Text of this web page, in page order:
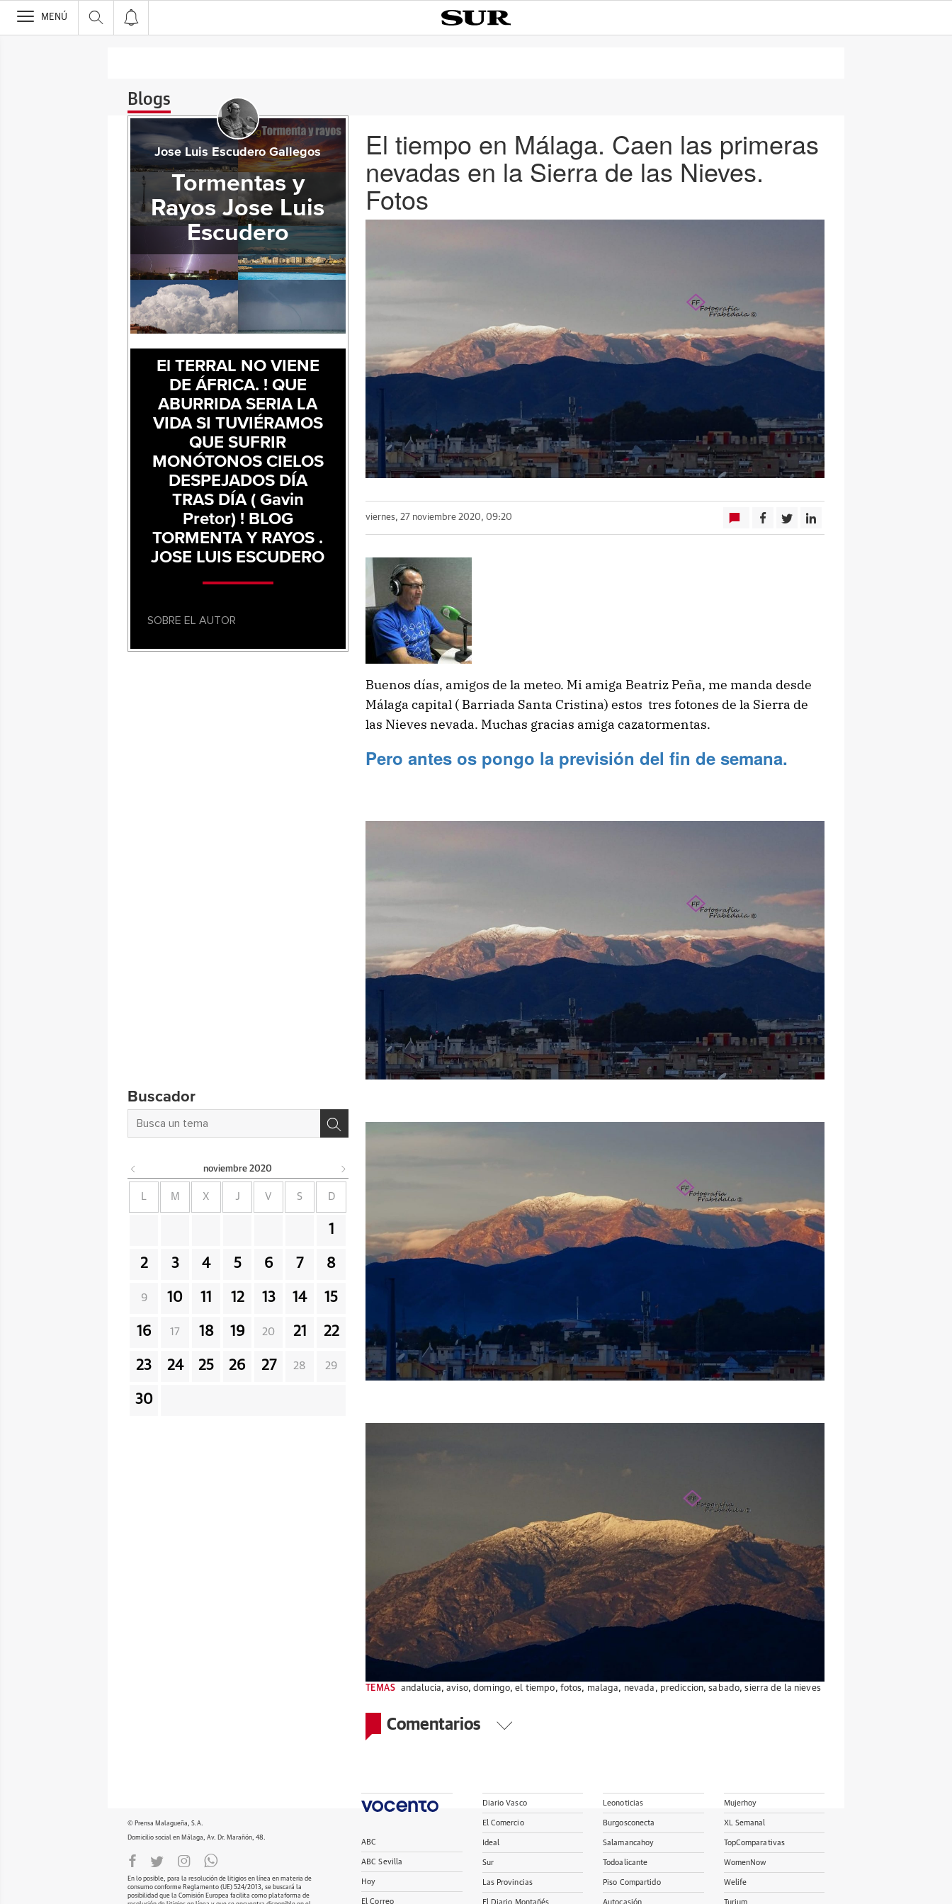
>
MENÚ
Blogs
El tiempo en Málaga. Caen las primeras
nevadas en la Sierra de las Nieves.
Fotos
viernes, 27 noviembre 2020, 09:20
Buenos días, amigos de la meteo. Mi amiga Beatriz Peña, me manda desde
Málaga capital ( Barriada Santa Cristina) estos tres fotones de la Sierra de
las Nieves nevada. Muchas gracias amiga cazatormentas.
Pero antes os pongo la previsión del fin de semana.
TEMAS andalucia,aviso,domingo,el tiempo, fotos, malaga, nevada , prediccion,sabado,sierra de la nieves
Comentarios
Jose Luis Escudero Gallegos
Tormentas y
Rayos Jose Luis
Escudero
El TERRAL NO VIENE
DE ÁFRICA. ! QUE
ABURRIDA SERIA LA
VIDA SI TUVIÉRAMOS
QUE SUFRIR
MONÓTONOS CIELOS
DESPEJADOS DÍA
TRAS DÍA ( Gavin
Pretor) ! BLOG
TORMENTA Y RAYOS .
JOSE LUIS ESCUDERO
SOBRE EL AUTOR
Buscador
noviembre 2020
L M X J V S D
1
2 3 4 5 6 7 8
9 10 11 12 13 14 15
16 17 18 19 20 21 22
23 24 25 26 27 28 29
30
© Prensa Malagueña, S.A.
Domicilio social en Málaga, Av. Dr. Marañón, 48.
En lo posible, para la resolución de litigios en línea en materia de
consumo conforme Reglamento (UE) 524/2013, se buscará la
posibilidad que la Comisión Europea facilita como plataforma de
ABC
ABC Sevilla
Hoy
El Correo
Diario Vasco
El Comercio
Ideal
Sur
Las Provincias
El Diario Montañés
Leonoticias
Burgosconecta
Salamancahoy
Todoalicante
Piso Compartido
Autocasión
Mujerhoy
XL Semanal
TopComparativas
WomenNow
Welife
Turium